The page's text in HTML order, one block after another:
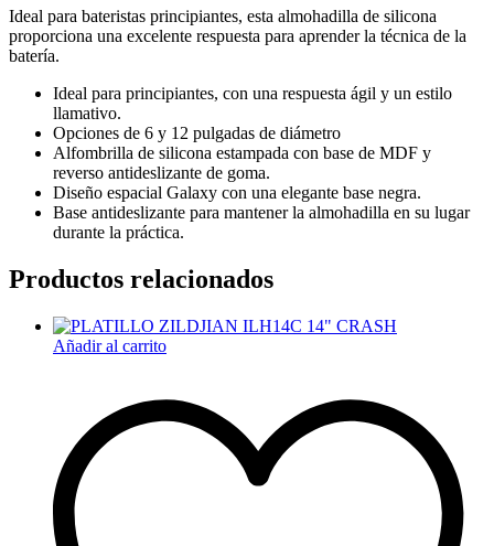
Ideal para bateristas principiantes, esta almohadilla de silicona
proporciona una excelente respuesta para aprender la técnica de la
batería.
Ideal para principiantes, con una respuesta ágil y un estilo
llamativo.
Opciones de 6 y 12 pulgadas de diámetro
Alfombrilla de silicona estampada con base de MDF y
reverso antideslizante de goma.
Diseño espacial Galaxy con una elegante base negra.
Base antideslizante para mantener la almohadilla en su lugar
durante la práctica.
Productos relacionados
Añadir al carrito